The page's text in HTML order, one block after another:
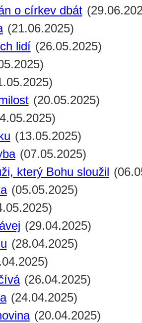
o církev dbát
(21.06.2025)
lidí (26.05.2025)
(20.05.2025)
(13.05.2025)
(07.05.2025)
který Bohu sloužil
(05.05.2025)
(29.04.2025)
(28.04.2025)
(26.04.2025)
(24.04.2025)
(20.04.2025)